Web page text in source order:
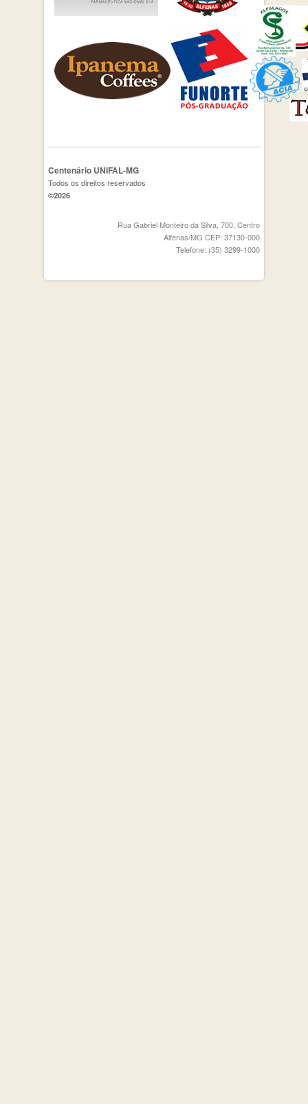
Centenário UNIFAL-MG
Todos os direitos reservados
©2026
Rua Gabriel Monteiro da Silva, 700, Centro
Alfenas/MG CEP: 37130-000
Telefone: (35) 3299-1000